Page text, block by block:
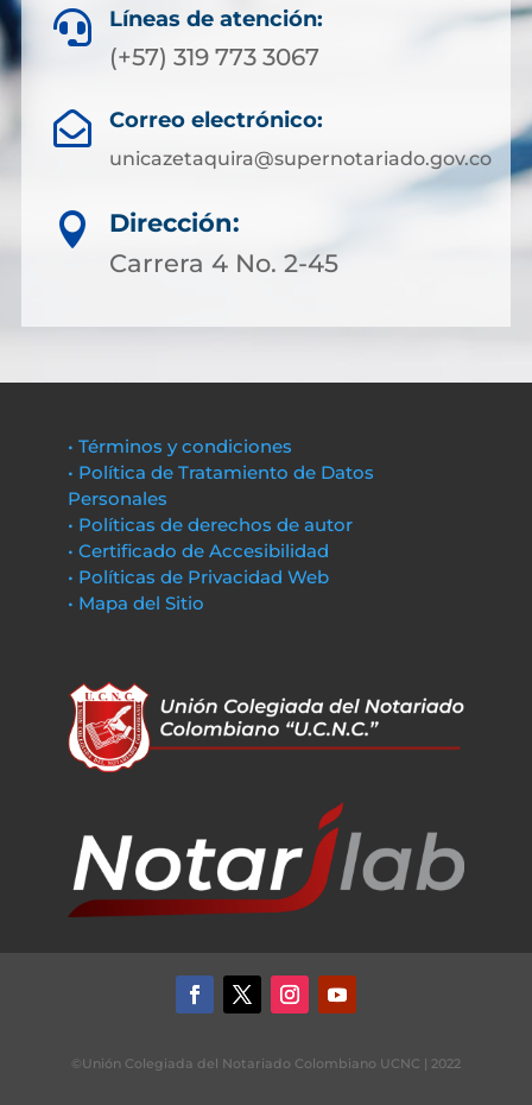
 Líneas de atención:
(+57) 319 773 3067
 Correo electrónico:
unicazetaquira@supernotariado.gov.co

Dirección:
Carrera 4 No. 2-45
• Términos y condiciones
• Política de Tratamiento de Datos
Personales
• Políticas de derechos de autor
• Certificado de Accesibilidad
• Políticas de Privacidad Web
• Mapa del Sitio
©Unión Colegiada del Notariado Colombiano UCNC | 2022